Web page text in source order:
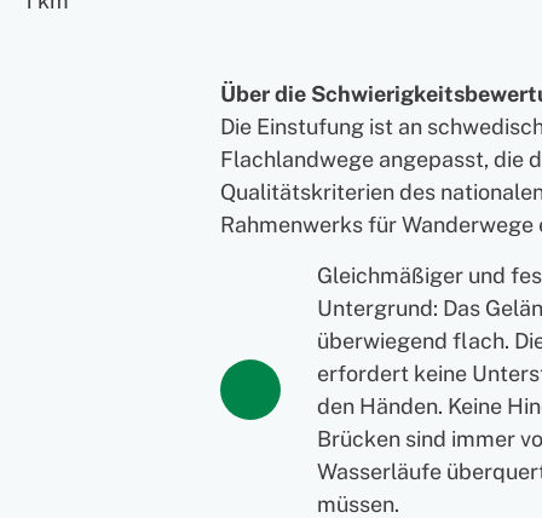
Über die
Die Einstufung ist an
Flachlandwege angepasst, die
Qualitätskriterien des
Rahmenwerks für Wanderwege
Gleichmäßiger und
Untergrund: Das
überwiegend flach.
erfordert keine
den Händen. Keine
Brücken sind immer
Wasserläufe
müssen.